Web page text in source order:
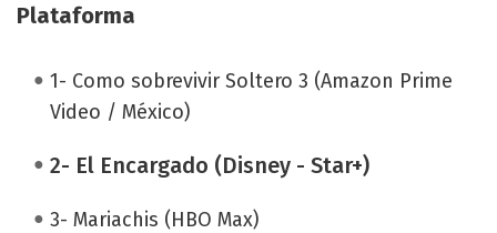
Plataforma
1- Como sobrevivir Soltero 3 (Amazon Prime
Video / México)
2- El Encargado (Disney - Star+)
3- Mariachis (HBO Max)